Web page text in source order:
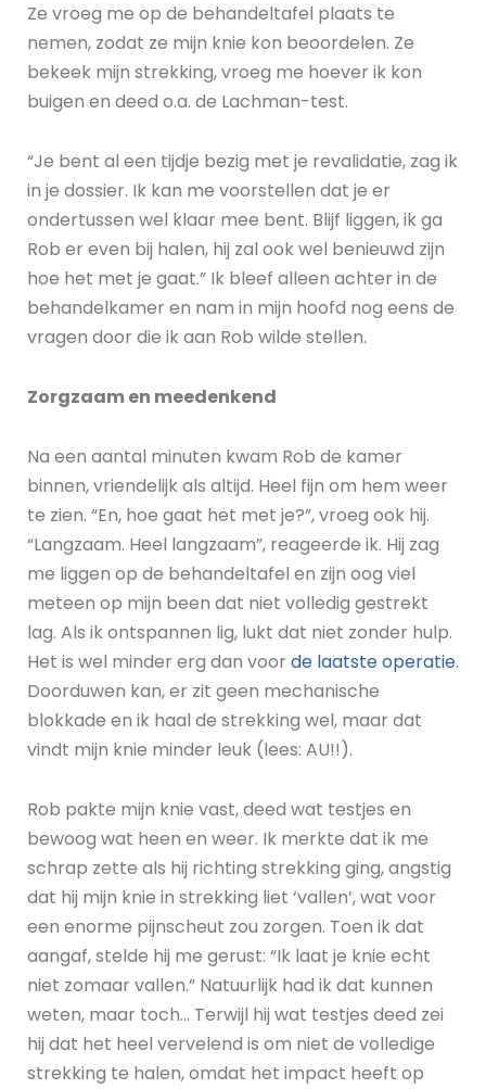
Ze vroeg me op de behandeltafel plaats te
nemen, zodat ze mijn knie kon beoordelen. Ze
bekeek mijn strekking, vroeg me hoever ik kon
buigen en deed o.a. de Lachman-test.
“Je bent al een tijdje bezig met je revalidatie, zag ik
in je dossier. Ik kan me voorstellen dat je er
ondertussen wel klaar mee bent. Blijf liggen, ik ga
Rob er even bij halen, hij zal ook wel benieuwd zijn
hoe het met je gaat.” Ik bleef alleen achter in de
behandelkamer en nam in mijn hoofd nog eens de
vragen door die ik aan Rob wilde stellen.
Zorgzaam en meedenkend
Na een aantal minuten kwam Rob de kamer
binnen, vriendelijk als altijd. Heel fijn om hem weer
te zien. “En, hoe gaat het met je?”, vroeg ook hij.
“Langzaam. Heel langzaam”, reageerde ik. Hij zag
me liggen op de behandeltafel en zijn oog viel
meteen op mijn been dat niet volledig gestrekt
lag. Als ik ontspannen lig, lukt dat niet zonder hulp.
Het is wel minder erg dan voor de laatste operatie.
Doorduwen kan, er zit geen mechanische
blokkade en ik haal de strekking wel, maar dat
vindt mijn knie minder leuk (lees: AU!!).
Rob pakte mijn knie vast, deed wat testjes en
bewoog wat heen en weer. Ik merkte dat ik me
schrap zette als hij richting strekking ging, angstig
dat hij mijn knie in strekking liet ‘vallen’, wat voor
een enorme pijnscheut zou zorgen. Toen ik dat
aangaf, stelde hij me gerust: “Ik laat je knie echt
niet zomaar vallen.” Natuurlijk had ik dat kunnen
weten, maar toch… Terwijl hij wat testjes deed zei
hij dat het heel vervelend is om niet de volledige
strekking te halen, omdat het impact heeft op